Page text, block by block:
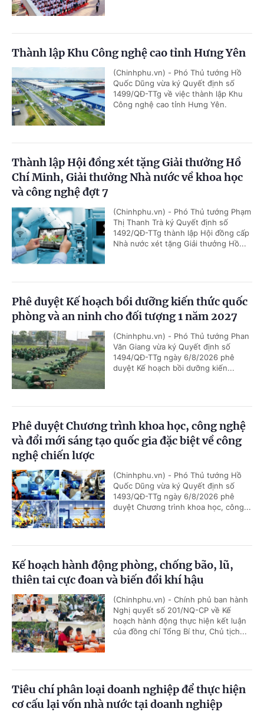
Thành lập Khu Công nghệ cao tỉnh Hưng Yên
(Chinhphu.vn) - Phó Thủ tướng Hồ
Quốc Dũng vừa ký Quyết định số
1499/QĐ-TTg về việc thành lập Khu
Công nghệ cao tỉnh Hưng Yên.
Thành lập Hội đồng xét tặng Giải thưởng Hồ
Chí Minh, Giải thưởng Nhà nước về khoa học
và công nghệ đợt 7
(Chinhphu.vn) - Phó Thủ tướng Phạm
Thị Thanh Trà ký Quyết định số
1492/QĐ-TTg thành lập Hội đồng cấp
Nhà nước xét tặng Giải thưởng Hồ...
Phê duyệt Kế hoạch bồi dưỡng kiến thức quốc
phòng và an ninh cho đối tượng 1 năm 2027
(Chinhphu.vn) - Phó Thủ tướng Phan
Văn Giang vừa ký Quyết định số
1494/QĐ-TTg ngày 6/8/2026 phê
duyệt Kế hoạch bồi dưỡng kiến...
Phê duyệt Chương trình khoa học, công nghệ
và đổi mới sáng tạo quốc gia đặc biệt về công
nghệ chiến lược
(Chinhphu.vn) - Phó Thủ tướng Hồ
Quốc Dũng vừa ký Quyết định số
1493/QĐ-TTg ngày 6/8/2026 phê
duyệt Chương trình khoa học, công...
Kế hoạch hành động phòng, chống bão, lũ,
thiên tai cực đoan và biến đổi khí hậu
(Chinhphu.vn) - Chính phủ ban hành
Nghị quyết số 201/NQ-CP về Kế
hoạch hành động thực hiện kết luận
của đồng chí Tổng Bí thư, Chủ tịch...
Tiêu chí phân loại doanh nghiệp để thực hiện
cơ cấu lại vốn nhà nước tại doanh nghiệp